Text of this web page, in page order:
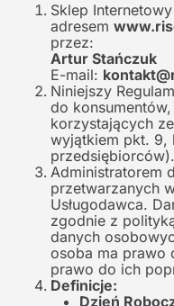
Sklep
adresem
przez:
Artur Stańczuk
E-mail:
Niniejszy
do
korzystających
wyjątkiem pkt. 9,
przedsiębiorców).
Administratorem
przetwarzanych
Usługodawca.
zgodnie z
danych
osoba ma prawo
prawo do ich
Definicje:
Dzień